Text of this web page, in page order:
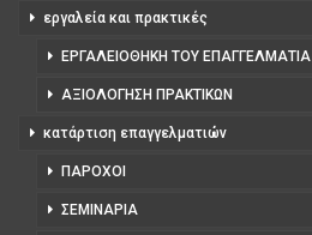
εργαλεία και πρακτικές
ΕΡΓΑΛΕΙΟΘΉΚΗ ΤΟΥ ΕΠΑΓΓΕΛΜΑΤΊΑ
ΑΞΙΟΛΌΓΗΣΗ ΠΡΑΚΤΙΚΏΝ
κατάρτιση επαγγελματιών
ΠΆΡΟΧΟΙ
ΣΕΜΙΝΆΡΙΑ